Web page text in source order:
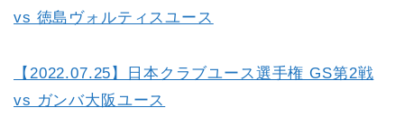
vs 徳島ヴォルティスユース
【2022.07.25】日本クラブユース選手権 GS第2戦
vs ガンバ大阪ユース